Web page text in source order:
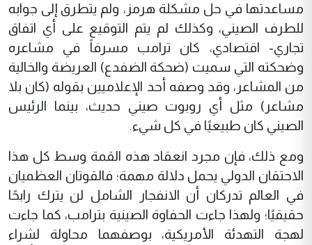
مساعدتها في حل مشكلة هرمز، ولم يتطرق إلى جوابه
للطرف الصيني، وكذلك لم يتم التوقيع على أي اتفاق
تجاري- اقتصادي، كان ترامب مسرفاً في مشاعره
وضحكته التي سميت (ضحكة الضفدع) العريضة والخالية
من المشاعر، وقد وصفه أحد الإعلاميين بقوله (كان بلا
مشاعر) مثل أي روبوت صيني حديث، بينما الرئيس
الصيني كان طبيعيًا في كل شيء.
ومع ذلك، فإن مجرد انعقاد هذه القمة وسط كل هذا
الاحتقان الدولي يحمل دلالة مهمة؛ فالقوتان العظميان
في العالم تدركان أن الانفجار الشامل لن يترك رابحًا
حقيقيًا؛ ولهذا جاءت الحفاوة الصينية بترامب، كما جاءت
لهجة التهدئة الأمريكية، بوصفهما محاولة لشراء